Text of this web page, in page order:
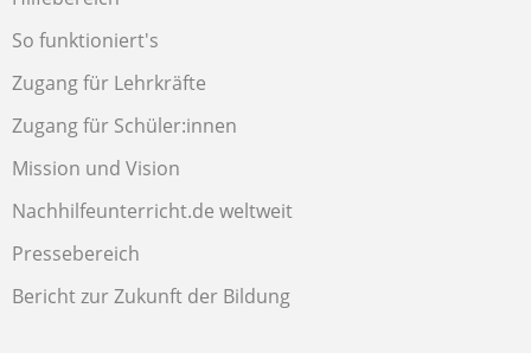
So funktioniert's
Zugang für Lehrkräfte
Zugang für Schüler:innen
Mission und Vision
Nachhilfeunterricht.de weltweit
Pressebereich
Bericht zur Zukunft der Bildung